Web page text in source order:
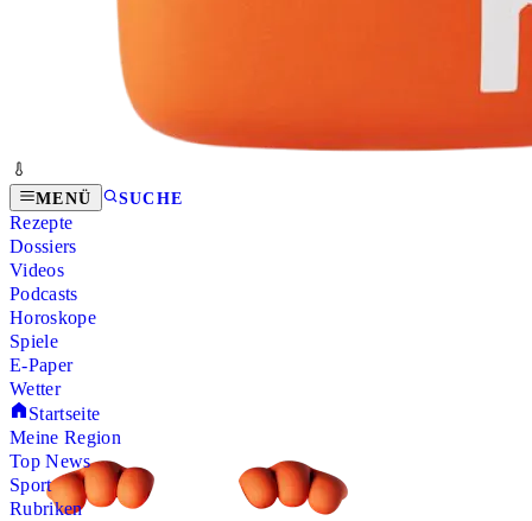
MENÜ SUCHE
Rezepte
Dossiers
Videos
Podcasts
Horoskope
Spiele
E-Paper
Wetter
Startseite
Meine Region
Top News
Sport
Rubriken